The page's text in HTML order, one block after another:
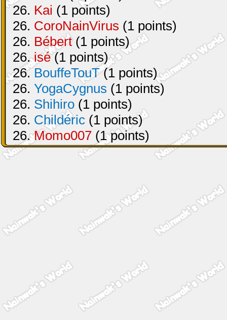
26. Kai (1 points)
26. CoroNainVirus (1 points)
26. Bébert(1 points)
26.isé(1 points)
26. BouffeTouT(1 points)
26. YogaCygnus (1 points)
26. Shihiro (1 points)
26. Childéric (1 points)
26.Momo007 (1 points)